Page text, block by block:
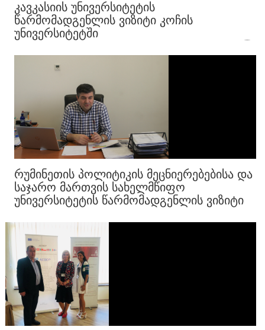
ᲙᲐᲕᲙᲐᲡᲘᲘᲡ ᲣᲜᲘᲕᲔᲠᲡᲘᲢᲔᲢᲘᲡ
ᲬᲐᲠᲛᲝᲛᲐᲓᲒᲔᲜᲚᲘᲡ ᲕᲘᲖᲘᲢᲘ ᲙᲝᲩᲘᲡ
ᲣᲜᲘᲕᲔᲠᲡᲘᲢᲔᲢᲨᲘ
ᲠᲣᲛᲘᲜᲔᲗᲘᲡ ᲞᲝᲚᲘᲢᲘᲙᲘᲡ ᲛᲔᲪᲜᲘᲔᲠᲔᲑᲔᲑᲘᲡᲐ ᲓᲐ
ᲡᲐᲯᲐᲠᲝ ᲛᲐᲠᲗᲕᲘᲡ ᲡᲐᲮᲔᲚᲛᲬᲘᲤᲝ
ᲣᲜᲘᲕᲔᲠᲡᲘᲢᲔᲢᲘᲡ ᲬᲐᲠᲛᲝᲛᲐᲓᲒᲔᲜᲚᲘᲡ ᲕᲘᲖᲘᲢᲘ